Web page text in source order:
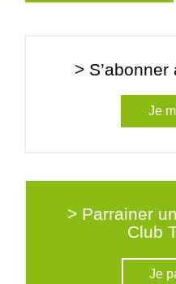
>
Je
> Parrainer
Club
Je